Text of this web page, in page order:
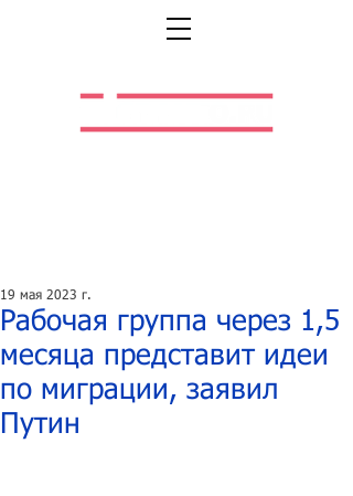
Рабочая группа через 1,5
месяца представит идеи
по миграции, заявил
Путин
19 мая 2023 г.